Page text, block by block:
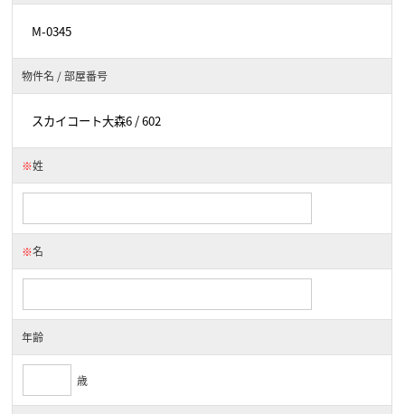
物件名 / 部屋番号
※姓
※名
年齢
歳